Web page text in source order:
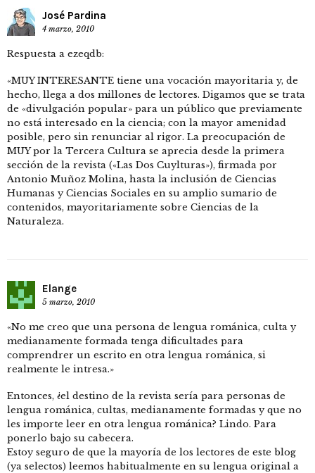
José Pardina
4 marzo, 2010
Respuesta a ezeqdb:
«MUY INTERESANTE tiene una vocación mayoritaria y, de
hecho, llega a dos millones de lectores. Digamos que se trata
de «divulgación popular» para un público que previamente
no está interesado en la ciencia; con la mayor amenidad
posible, pero sin renunciar al rigor. La preocupación de
MUY por la Tercera Cultura se aprecia desde la primera
sección de la revista («Las Dos Cuylturas»), firmada por
Antonio Muñoz Molina, hasta la inclusión de Ciencias
Humanas y Ciencias Sociales en su amplio sumario de
contenidos, mayoritariamente sobre Ciencias de la
Naturaleza.
Elange
5 marzo, 2010
«No me creo que una persona de lengua románica, culta y
medianamente formada tenga dificultades para
comprendrer un escrito en otra lengua románica, si
realmente le intresa.»
Entonces, ¿el destino de la revista sería para personas de
lengua románica, cultas, medianamente formadas y que no
les importe leer en otra lengua románica? Lindo. Para
ponerlo bajo su cabecera.
Estoy seguro de que la mayoría de los lectores de este blog
(ya selectos) leemos habitualmente en su lengua original a